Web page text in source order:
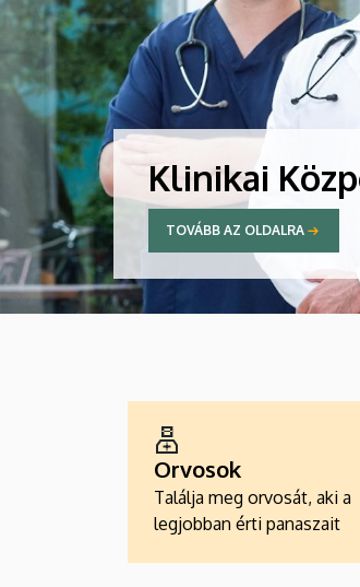
Klinikai
TOVÁBB AZ OLDALRA
Orvosok
Találja meg orvosát, aki a
legjobban érti panaszait